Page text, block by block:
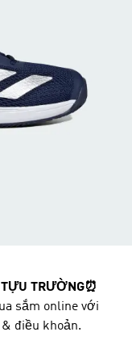
TRƯỜNG⏰
sắm online với
điều khoản.